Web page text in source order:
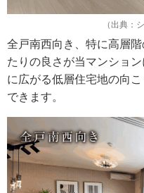
（出典：
全戸南西向き、特に高層
たりの良さが当マンショ
に広がる低層住宅地の向
できます。